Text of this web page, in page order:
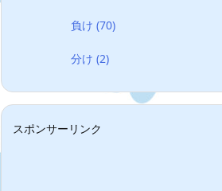
負け(70)
分け(2)
スポンサーリンク